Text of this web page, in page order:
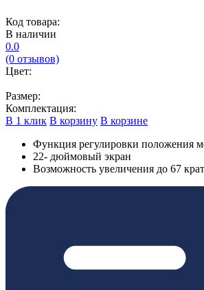
Код товара:
В наличии
0.0
(0 отзывов)
Цвет:
Размер:
Комплектация:
В 1 клик В корзину В корзине
Функция регулировки положения
22- дюймовый экран
Возможность увеличения до 67 крат